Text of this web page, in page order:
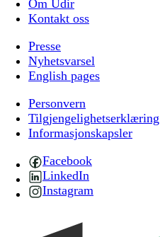
Om Udir
Kontakt oss
Presse
Nyhetsvarsel
English pages
Personvern
Tilgjengelighetserklæring
Informasjonskapsler
Facebook
LinkedIn
Instagram